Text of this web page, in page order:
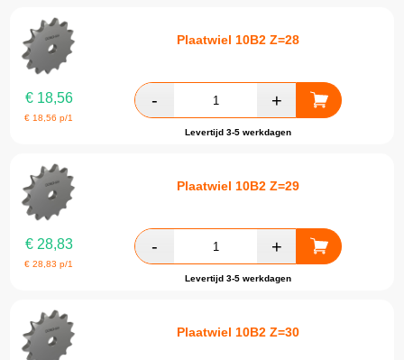
Plaatwiel 10B2 Z=28
€18,56
€ 18,56 p/1
Levertijd 3-5 werkdagen
Plaatwiel 10B2 Z=29
€28,83
€28,83 p/1
Levertijd 3-5 werkdagen
Plaatwiel 10B2 Z=30